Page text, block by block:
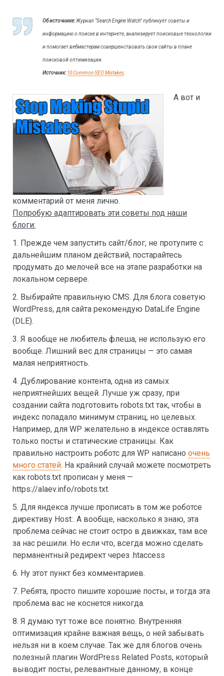
Об источнике:Журнал “Search Engine Watch” публикует советы и
информацию о поиске в интернете, анализирует поисковые технологии
и помогает вебмастерам совершенствовать свои сайты в плане
поисковой оптимизации.
Источник: 10 Common SEO Mistakes
А вот и
комментарий от меня лично.
Попробую адаптировать эти советы под наши
блоги:
1. Прежде чем запустить сайт/блог, не протупите с
дальнейшим планом действий, постарайтесь
продумать до мелочей все на этапе разработки на
локальном сервере.
2. Выбирайте правильную CMS. Для блога советую
WordPress, для сайта рекомендую DataLife Engine
(DLE).
3. Я вообще не любитель флеша, не использую его
вообще. Лишний вес для страницы — это самая
малая неприятность.
4. Дублирование контента, одна из самых
неприятнейших вещей. Лучше уж сразу, при
создании сайта подготовить robots.txt так, чтобы в
индекс попадало минимум страниц, но целевых.
Например, для WP желательно в индексе оставлять
только посты и статические страницы. Как
правильно настроить роботс для WP написано очень
много статей. На крайний случай можете посмотреть
как robots.txt прописан у меня —
https://alaev.info/robots.txt.
5. Для яндекса лучше прописать в том же роботсе
директиву Host:. А вообще, насколько я знаю, эта
проблема сейчас не стоит остро в движках, там все
за нас решили. Но если что, всегда можно сделать
перманентный редирект через .htaccess
6. Ну этот пункт без комментариев.
7. Ребята, просто пишите хорошие посты, и тогда эта
проблема вас не коснется никогда.
8. Я думаю тут тоже все понятно. Внутренняя
оптимизация крайне важная вещь, о ней забывать
нельзя ни в коем случае. Так же для блогов очень
полезный плагин WordPress Related Posts, который
выводит посты, релевантные данному, в конце